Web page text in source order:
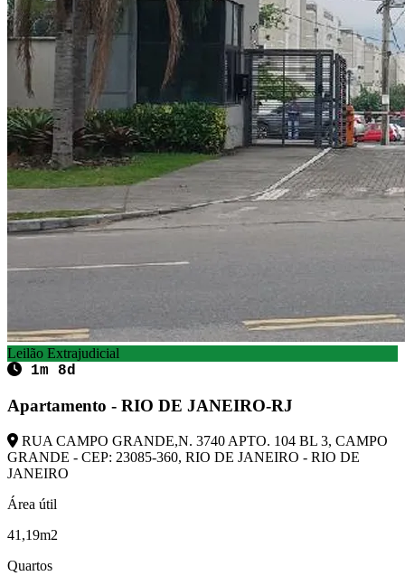
Leilão Extrajudicial
1m 8d
Apartamento - RIO DE JANEIRO-RJ
RUA CAMPO GRANDE,N. 3740 APTO. 104 BL 3, CAMPO
GRANDE - CEP: 23085-360, RIO DE JANEIRO - RIO DE
JANEIRO
Área útil
41,19m2
Quartos